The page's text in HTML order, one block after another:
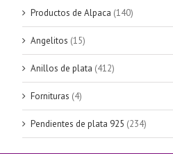
Productos de Alpaca (140)
Angelitos (15)
Anillos de plata (412)
Fornituras (4)
Pendientes de plata 925 (234)